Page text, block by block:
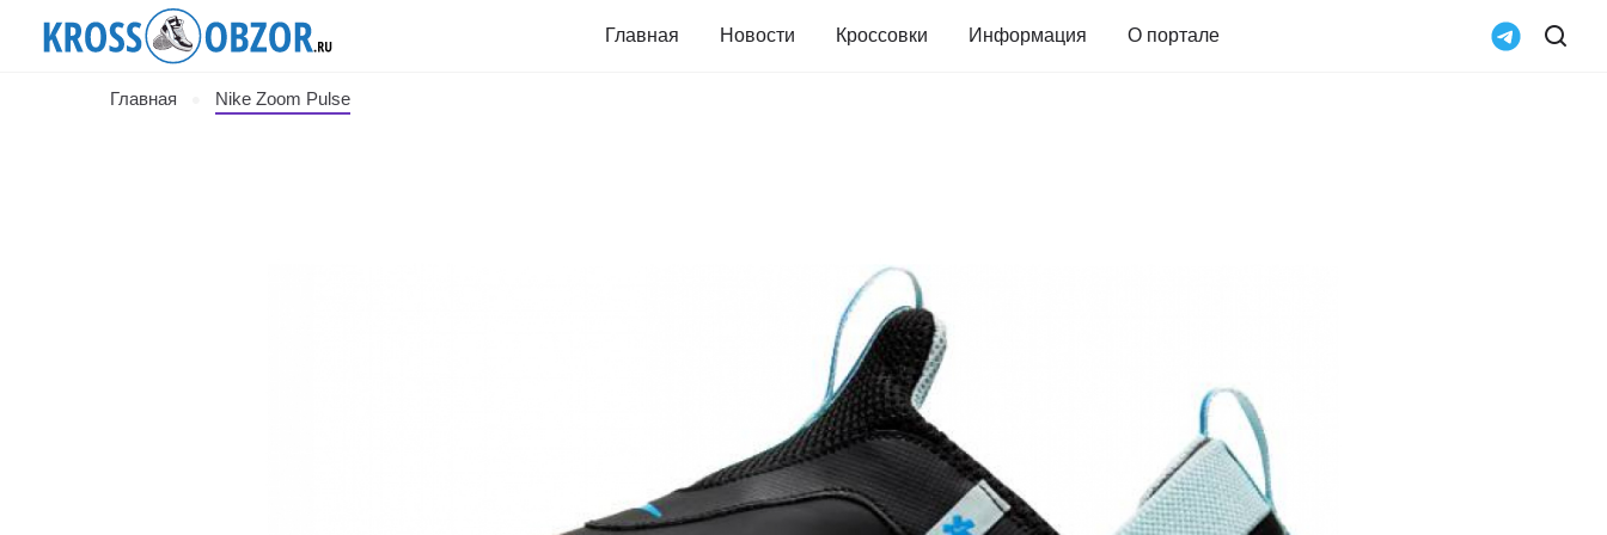
Главная Новости Кроссовки Информация О портале
Главная Nike Zoom Pulse